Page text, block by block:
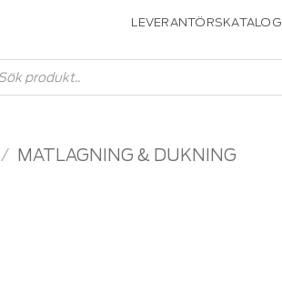
LEVERANTÖRSKATALOG
/ MATLAGNING & DUKNING